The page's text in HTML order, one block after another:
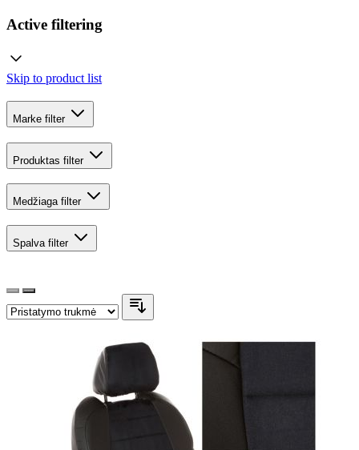
Active filtering
Skip to product list
Marke filter
Produktas filter
Medžiaga filter
Spalva filter